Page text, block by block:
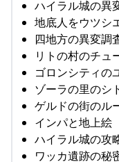
ハイラル城の異
地底人をウツシ
四地方の異変調
リトの村のチュ
ゴロンシティの
ゾーラの里のシ
ゲルドの街のル
インパと地上絵
ハイラル城の攻
ワッカ遺跡の秘